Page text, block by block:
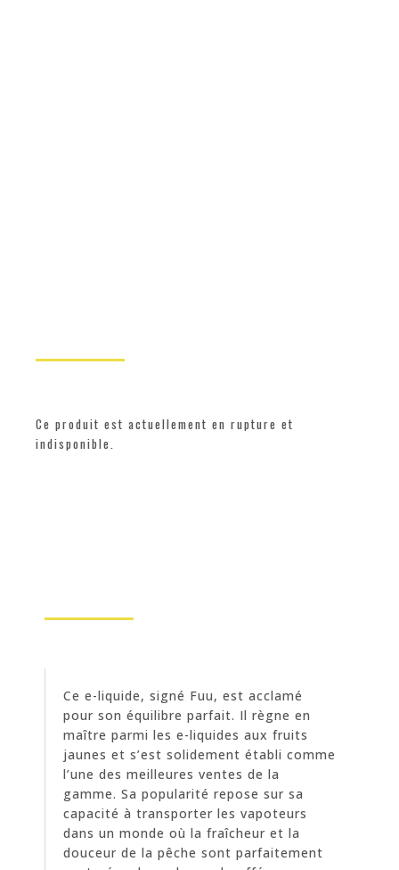
Ce produit est actuellement en rupture et
indisponible.
Ce e-liquide, signé Fuu, est acclamé
pour son équilibre parfait. Il règne en
maître parmi les e-liquides aux fruits
jaunes et s’est solidement établi comme
l’une des meilleures ventes de la
gamme. Sa popularité repose sur sa
capacité à transporter les vapoteurs
dans un monde où la fraîcheur et la
douceur de la pêche sont parfaitement